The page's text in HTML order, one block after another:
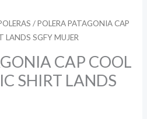
/ POLERA PATAGONIA CAP
LANDS SGFY MUJER
CAP COOL
SHIRT LANDS